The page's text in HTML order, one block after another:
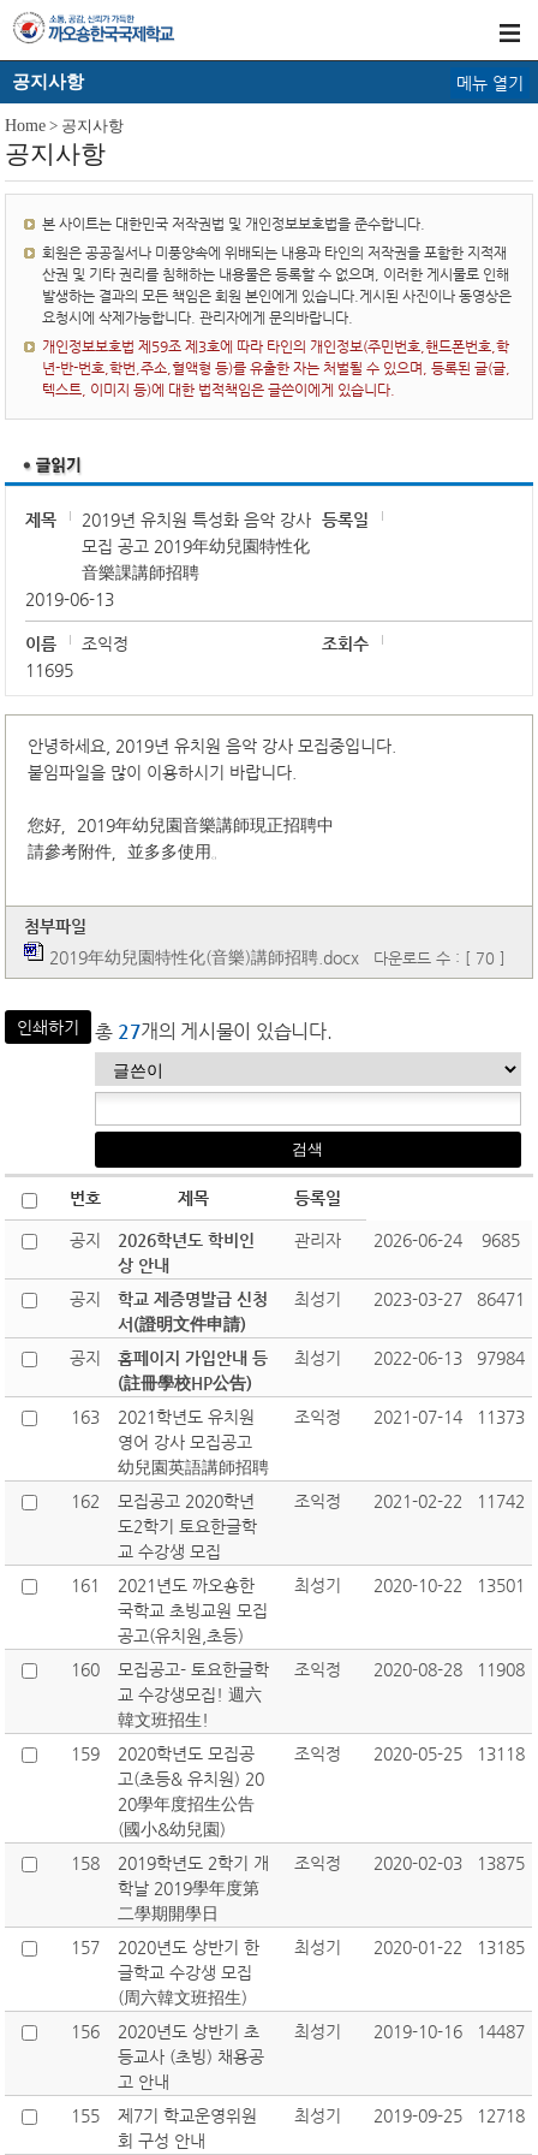
공지사항 메뉴 열기
Home > 공지사항
공지사항
본 사이트는 대한민국 저작권법 및 개인정보보호법을 준수합니다.
회원은 공공질서나 미풍양속에 위배되는 내용과 타인의 저작권을 포함한 지적재
산권 및 기타 권리를 침해하는 내용물은 등록할 수 없으며, 이러한 게시물로 인해
발생하는 결과의 모든 책임은 회원 본인에게 있습니다.게시된 사진이나 동영상은
요청시에 삭제가능합니다. 관리자에게 문의바랍니다.
개인정보보호법 제59조 제3호에 따라 타인의 개인정보(주민번호,핸드폰번호,학
년-반-번호,학번,주소,혈액형 등)를 유출한 자는 처벌될 수 있으며, 등록된 글(글,
텍스트, 이미지 등)에 대한 법적책임은 글쓴이에게 있습니다.
제목
2019년 유치원 특성화 음악 강사
모집 공고 2019年幼兒園特性化
音樂課講師招聘
등록일
2019-06-13
이름 조익정
조회수
11695
안녕하세요, 2019년 유치원 음악 강사 모집중입니다.
붙임파일을 많이 이용하시기 바랍니다.
您好，2019年幼兒園音樂講師現正招聘中
請參考附件，並多多使用。
첨부파일
2019年幼兒園特性化(音樂)講師招聘.docx 다운로드 수 : [ 70 ]
인쇄하기 총 27개의 게시물이 있습니다.
번호 제목 등록일
공지
2026학년도 학비인
상 안내
관리자 2026-06-24 9685
공지
학교 제증명발급 신청
서(證明文件申請)
최성기 2023-03-27 86471
공지
홈페이지 가입안내 등
(註冊學校HP公告)
최성기 2022-06-13 97984
163
2021학년도 유치원
영어 강사 모집공고
幼兒園英語講師招聘
조익정 2021-07-14 11373
162
모집공고 2020학년
도2학기 토요한글학
교 수강생 모집
조익정 2021-02-22 11742
161
2021년도 까오숑한
국학교 초빙교원 모집
공고(유치원,초등)
최성기 2020-10-22 13501
160
모집공고- 토요한글학
교 수강생모집! 週六
韓文班招生!
조익정 2020-08-28 11908
159
2020학년도 모집공
고(초등& 유치원) 20
20學年度招生公告
(國小&幼兒園)
조익정 2020-05-25 13118
158
2019학년도 2학기 개
학날 2019學年度第
二學期開學日
조익정 2020-02-03 13875
157
2020년도 상반기 한
글학교 수강생 모집
(周六韓文班招生)
최성기 2020-01-22 13185
156
2020년도 상반기 초
등교사 (초빙) 채용공
고 안내
최성기 2019-10-16 14487
155
제7기 학교운영위원
회 구성 안내
최성기 2019-09-25 12718